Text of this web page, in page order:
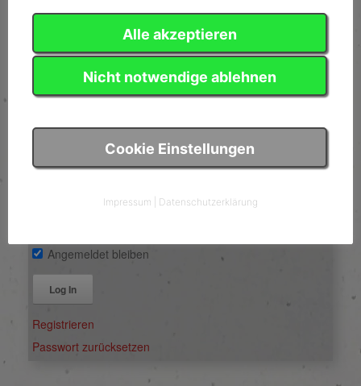
Login
Benutzername
Angemeldet bleiben
Alternative:
Registrieren
Passwort zurücksetzen
Alle akzeptieren
Nicht notwendige ablehnen
Cookie Einstellungen
Impressum Datenschutzerklärung